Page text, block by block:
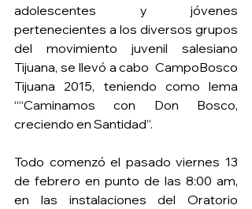
adolescentes y jóvenes
pertenecientes a los diversos grupos
del movimiento juvenil salesiano
Tijuana, se llevó a cabo  CampoBosco
Tijuana 2015, teniendo como lema
““Caminamos con Don Bosco,
creciendo en Santidad”.
Todo comenzó el pasado viernes 13
de febrero en punto de las 8:00 am,
en las instalaciones del Oratorio